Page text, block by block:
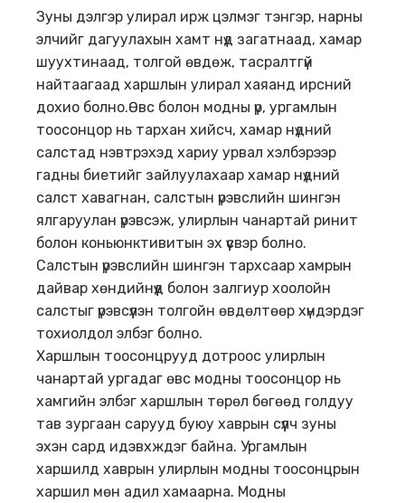
Зуны дэлгэр улирал ирж цэлмэг тэнгэр, нарны
элчийг дагуулахын хамт нүд загатнаад, хамар
шуухтинаад, толгой өвдөж, тасралтгүй
найтаагаад харшлын улирал хаяанд ирсний
дохио болно.Өвс болон модны үр, ургамлын
тоосонцор нь тархан хийсч, хамар нүдний
салстад нэвтрэхэд хариу урвал хэлбэрээр
гадны биетийг зайлуулахаар хамар нүдний
салст хавагнан, салстын үрэвслийн шингэн
ялгаруулан үрэвсэж, улирлын чанартай ринит
болон коньюнктивитын эх үүсвэр болно.
Салстын үрэвслийн шингэн тархсаар хамрын
дайвар хөндийнүүд болон залгиур хоолойн
салстыг үрэвсүүлэн толгойн өвдөлтөөр хүндэрдэг
тохиолдол элбэг болно.
Харшлын тоосонцрууд дотроос улирлын
чанартай ургадаг өвс модны тоосонцор нь
хамгийн элбэг харшлын төрөл бөгөөд голдуу
тав зургаан сарууд буюу хаврын сүүлч зуны
эхэн сард идэвхждэг байна. Ургамлын
харшилд хаврын улирлын модны тоосонцрын
харшил мөн адил хамаарна. Модны